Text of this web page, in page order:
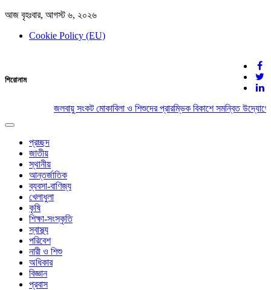
আজ বৃহঃবার, আগস্ট ৬, ২০২৬
Cookie Policy (EU)
দেশের খবর
যুক্ত থাকুন দেশের সঙ্গে
শিরোনাম
জলবায়ু সংকট মোকাবিলা ও শিশুদের প্রারম্ভিক বিকাশে সমন্বিত
Toggle
navigation
প্রচ্ছদ
জাতীয়
স্থানীয়
আন্তর্জাতিক
ব্যবসা-বাণিজ্য
খেলাধুলা
কৃষি
শিক্ষা-সংস্কৃতি
স্বাস্থ্য
পরিবেশ
নারী ও শিশু
অধিকার
বিজ্ঞান
প্রবাস